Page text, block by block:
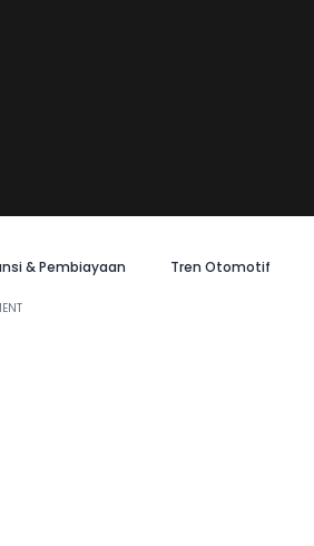
& Pembiayaan Tren Otomotif